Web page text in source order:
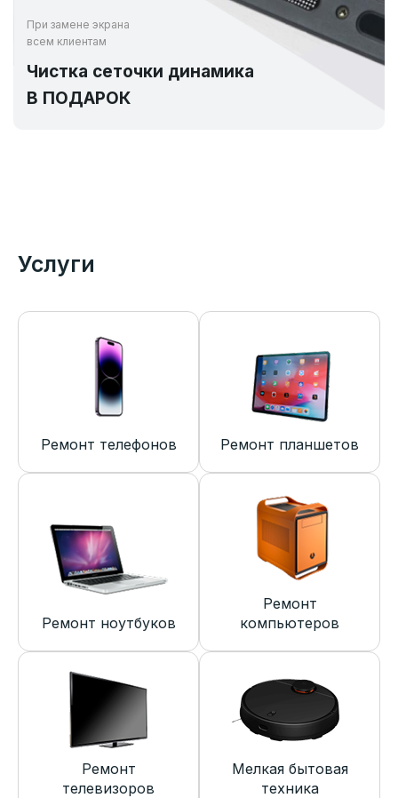
При замене экрана
всем клиентам
Чистка сеточки динамика
В ПОДАРОК
Услуги
Ремонт телефонов Ремонт планшетов
Ремонт ноутбуков
Ремонт
компьютеров
Ремонт
телевизоров
Мелкая бытовая
техника